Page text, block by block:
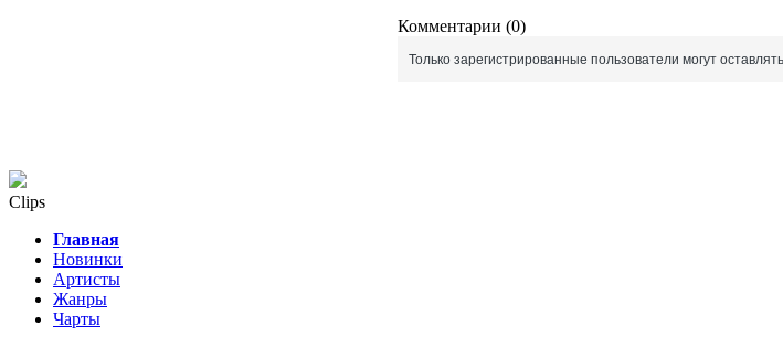
Комментарии (0)
Только зарегистрированные пользователи могут
Clips
Главная
Новинки
Артисты
Жанры
Чарты